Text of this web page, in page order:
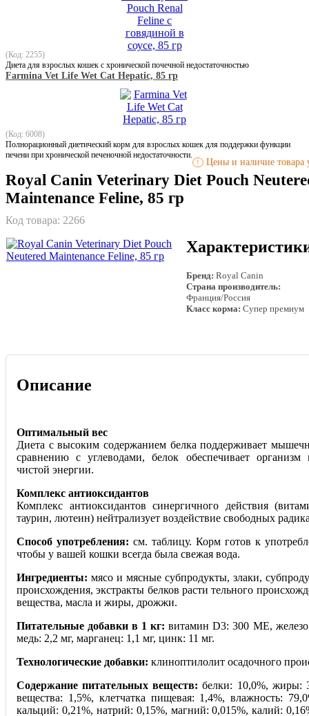
(Код: 2255)
Диета для взрослых кошек с хронической почечной недостаточностью
Farmina Vet Life Wet Cat Hepatic, 85 гр
(Код: 6008)
Полнорационный диетический корм для взрослых кошек для поддержки функции
печени при хронической печеночной недостаточности.
! Цены и наличие товара
Royal Canin Veterinary Diet Pouch
Maintenance Feline, 85 гр
Код товара: 2266
Бренд: Royal Canin
Страна производитель:
Франция/Россия
Класс корма: Супер премиум
Описание
Оптимальный вес
Диета с высоким содержанием белка поддерживает
сравнению с углеводами, белок обеспечивает
чистой энергии.
Комплекс антиоксидантов
Комплекс антиоксидантов синергичного действия
таурин, лютеин) нейтрализует воздействие свободных
Способ употребления: см. таблицу. Корм готов к
чтобы у вашей кошки всегда была свежая вода.
Ингредиенты: мясо и мясные субпродукты, злаки,
происхождения, экстракты белков расти тельного
вещества, масла и жиры, дрожжи.
Питательные добавки в 1 кг: витамин D3: 300 МЕ,
медь: 2,2 мг, марганец: 1,1 мг, цинк: 11 мг.
Технологические добавки: клиноптилолит осадочного
Содержание питательных веществ: белки: 10,0%, жиры:
вещества: 1,5%, клетчатка пищевая: 1,4%, влажность:
кальций: 0,21%, натрий: 0,15%, магний: 0,015%, калий: